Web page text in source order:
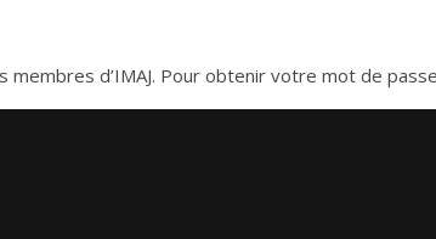
d’IMAJ. Pour obtenir votre mot de